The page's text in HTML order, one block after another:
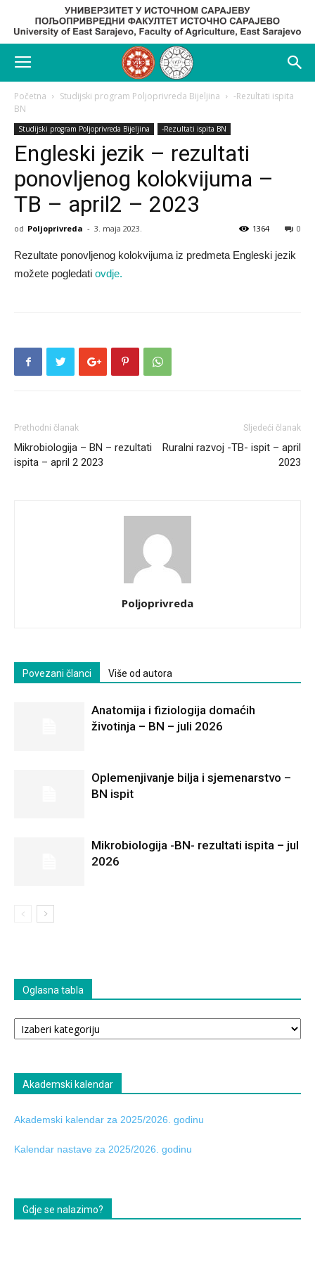
Početna Studijski program Poljoprivreda Bijeljina
-Rezultati ispita
BN
Studijski program Poljoprivreda Bijeljina -Rezultati ispita BN
Engleski jezik – rezultati
ponovljenog kolokvijuma –
TB – april2 – 2023
od Poljoprivreda - 3. maja 2023. 0
1364
Rezultate ponovljenog kolokvijuma iz predmeta Engleski jezik
možete pogledati ovdje.
Prethodni članak
Mikrobiologija – BN – rezultati
ispita – april 2 2023
Sljedeći članak
Ruralni razvoj -TB- ispit – april
2023
Poljoprivreda
Povezani članci Više od autora
Anatomija i fiziologija domaćih
životinja – BN – juli 2026
Oplemenjivanje bilja i sjemenarstvo –
BN ispit
Mikrobiologija -BN- rezultati ispita – jul
2026
Oglasna tabla
Oglasna
tabla
Akademski kalendar
Akademski kalendar za 2025/2026. godinu
Kalendar nastave za 2025/2026. godinu
Gdje se nalazimo?